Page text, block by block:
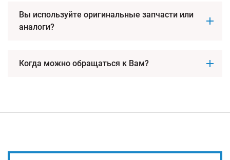
Вы используйте оригинальные запчасти или
аналоги?
Когда можно обращаться к Вам?